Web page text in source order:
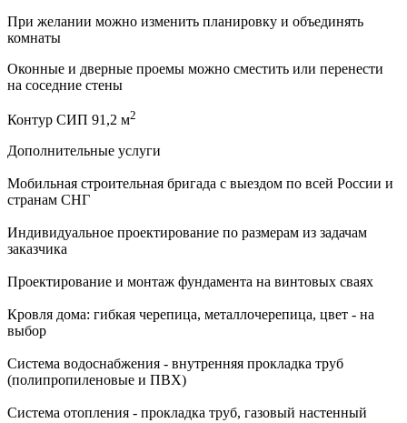
При желании можно изменить планировку и объединять
комнаты
Оконные и дверные проемы можно сместить или перенести
на соседние стены
Контур СИП 91,2 м2
Дополнительные услуги
Мобильная строительная бригада с выездом по всей России и
странам СНГ
Индивидуальное проектирование по размерам из задачам
заказчика
Проектирование и монтаж фундамента на винтовых сваях
Кровля дома: гибкая черепица, металлочерепица, цвет - на
выбор
Система водоснабжения - внутренняя прокладка труб
(полипропиленовые и ПВХ)
Система отопления - прокладка труб, газовый настенный